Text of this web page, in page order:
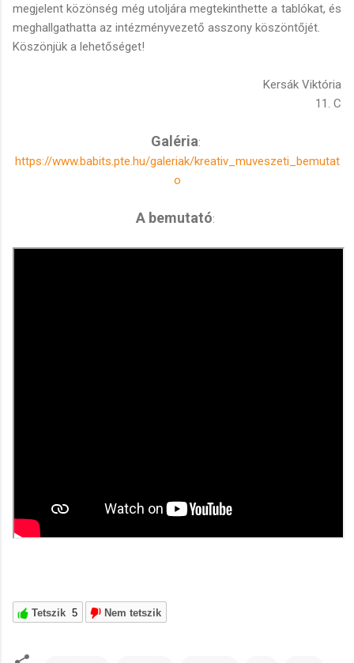
megjelent közönség még utoljára megtekinthette a tablókat, és
meghallgathatta az intézményvezető asszony köszöntőjét.
Köszönjük a lehetőséget!
Kersák Viktória
11. C
Galéria:
https://www.babits.pte.hu/galeriak/kreativ_muveszeti_bemutat
o
A bemutató:
Tetszik 5 Nem tetszik